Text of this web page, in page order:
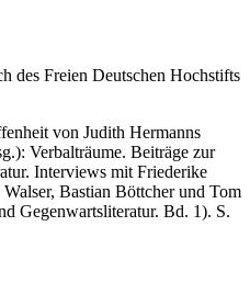
des Freien Deutschen Hochstifts
von Judith Hermanns
Verbalträume. Beiträge zur
Interviews mit Friederike
Bastian Böttcher und Tom
Gegenwartsliteratur. Bd. 1). S.